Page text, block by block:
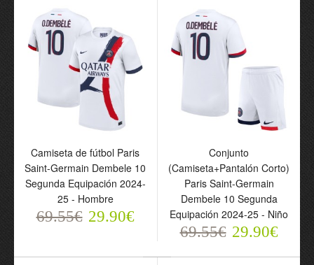
Hombre
69.55€ 29.90€
69.55€ 29.90€
Camiseta de fútbol Paris
Saint-Germain O.
Dembele 10 Primera
Hombre
Camiseta de fútbol Paris
Saint-Germain Dembele 10
Segunda Equipación 2024-
25 - Hombre
69.55€ 29.90€
Conjunto
(Camiseta+Pantalón Corto)
Paris Saint-Germain
Dembele 10 Segunda
Equipación 2024-25 - Niño
69.55€ 29.90€